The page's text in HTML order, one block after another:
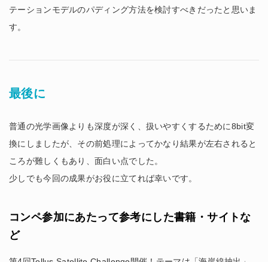
テーションモデルのパディング方法を検討すべきだったと思いま
す。
最後に
普通の光学画像よりも深度が深く、扱いやすくするために8bit変
換にしましたが、その前処理によってかなり結果が左右されると
ころが難しくもあり、面白い点でした。
少しでも今回の成果がお役に立てれば幸いです。
コンペ参加にあたって参考にした書籍・サイトな
ど